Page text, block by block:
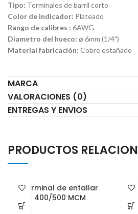
Tipo: Terminales de barril corto
Color de indicador: Plateado
Rango de calibres : 6AWG
Diametro del hueco: ø 6mm (1/4″)
Material fabricación: Cobre estañado
MARCA
VALORACIONES (0)
ENTREGAS Y ENVIOS
PRODUCTOS
Terminal de entallar
400/500 MCM